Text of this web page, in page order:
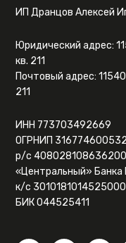
ИП Дранцов Алексей
Юридический адрес:
кв. 211
Почтовый адрес:
211
ИНН 773703492669
ОГРНИП
р/с
«Центральный» Банка
к/с
БИК 044525411